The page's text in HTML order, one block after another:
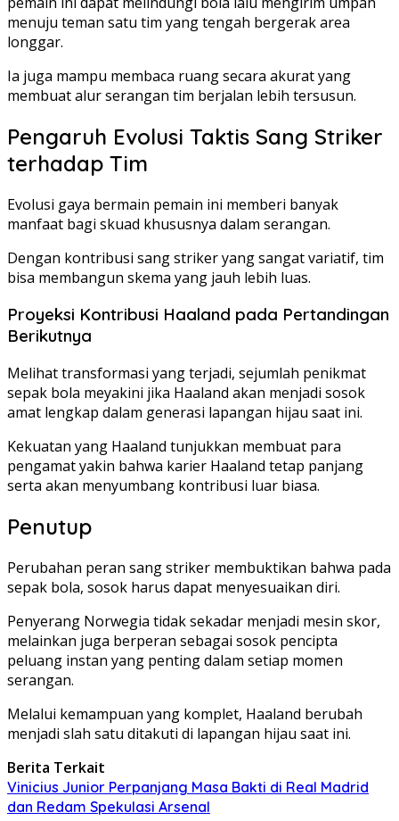
menuju teman satu tim yang tengah bergerak area
longgar.
Ia juga mampu membaca ruang secara akurat yang
membuat alur serangan tim berjalan lebih tersusun.
Pengaruh Evolusi Taktis Sang Striker
terhadap Tim
Evolusi gaya bermain pemain ini memberi banyak
manfaat bagi skuad khususnya dalam serangan.
Dengan kontribusi sang striker yang sangat variatif, tim
bisa membangun skema yang jauh lebih luas.
Proyeksi Kontribusi Haaland pada Pertandingan
Berikutnya
Melihat transformasi yang terjadi, sejumlah penikmat
sepak bola meyakini jika Haaland akan menjadi sosok
amat lengkap dalam generasi lapangan hijau saat ini.
Kekuatan yang Haaland tunjukkan membuat para
pengamat yakin bahwa karier Haaland tetap panjang
serta akan menyumbang kontribusi luar biasa.
Penutup
Perubahan peran sang striker membuktikan bahwa pada
sepak bola, sosok harus dapat menyesuaikan diri.
Penyerang Norwegia tidak sekadar menjadi mesin skor,
melainkan juga berperan sebagai sosok pencipta
peluang instan yang penting dalam setiap momen
serangan.
Melalui kemampuan yang komplet, Haaland berubah
menjadi slah satu ditakuti di lapangan hijau saat ini.
Berita Terkait
Vinicius Junior Perpanjang Masa Bakti di Real Madrid
dan Redam Spekulasi Arsenal